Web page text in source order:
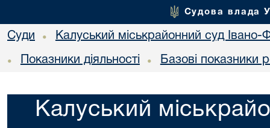
Судова влада
Суди • Калуський міськрайонний суд Івано-
• Показники діяльності • Базові показники
Калуський